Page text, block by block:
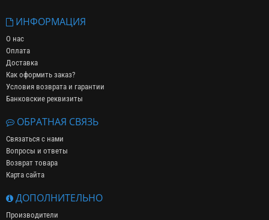
ИНФОРМАЦИЯ
О нас
Оплата
Доставка
Как оформить заказ?
Условия возврата и гарантии
Банковские реквизиты
ОБРАТНАЯ СВЯЗЬ
Связаться с нами
Вопросы и ответы
Возврат товара
Карта сайта
ДОПОЛНИТЕЛЬНО
Производители